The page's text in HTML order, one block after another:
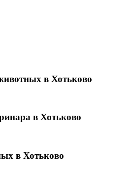
в Хотьково
в Хотьково
в Хотьково